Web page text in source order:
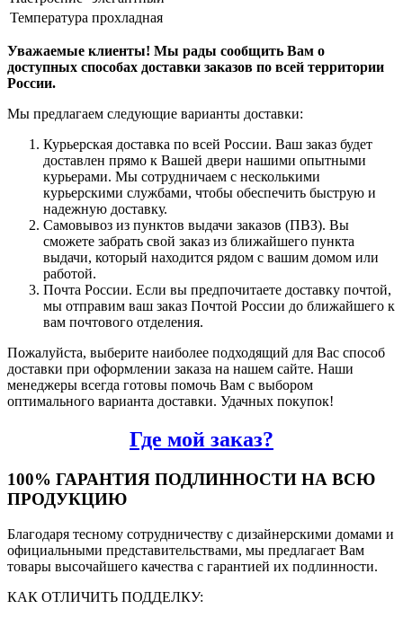
Температура прохладная
Уважаемые клиенты! Мы рады сообщить Вам о
доступных способах доставки заказов по всей территории
России.
Мы предлагаем следующие варианты доставки:
Курьерская доставка по всей России. Ваш заказ будет
доставлен прямо к Вашей двери нашими опытными
курьерами. Мы сотрудничаем с несколькими
курьерскими службами, чтобы обеспечить быструю и
надежную доставку.
Самовывоз из пунктов выдачи заказов (ПВЗ). Вы
сможете забрать свой заказ из ближайшего пункта
выдачи, который находится рядом с вашим домом или
работой.
Почта России. Если вы предпочитаете доставку почтой,
мы отправим ваш заказ Почтой России до ближайшего к
вам почтового отделения.
Пожалуйста, выберите наиболее подходящий для Вас способ
доставки при оформлении заказа на нашем сайте. Наши
менеджеры всегда готовы помочь Вам с выбором
оптимального варианта доставки. Удачных покупок!
Где мой заказ?
100% ГАРАНТИЯ ПОДЛИННОСТИ НА ВСЮ
ПРОДУКЦИЮ
Благодаря тесному сотрудничеству с дизайнерскими домами и
официальными представительствами, мы предлагает Вам
товары высочайшего качества с гарантией их подлинности.
КАК ОТЛИЧИТЬ ПОДДЕЛКУ: